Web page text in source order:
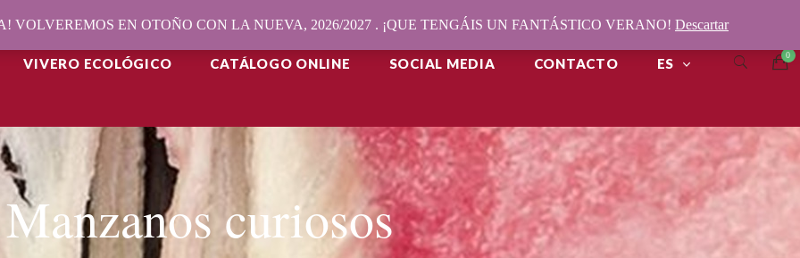
VIVERO ECOLÓGICO CATÁLOGO ONLINE SOCIAL MEDIA CONTACTO ES
Manzanos curiosos
VOLVEREMOS EN OTOÑO CON LA NUEVA, 2026/2027 . ¡QUE TENGÁIS UN FANTÁSTICO VERANO! Descartar